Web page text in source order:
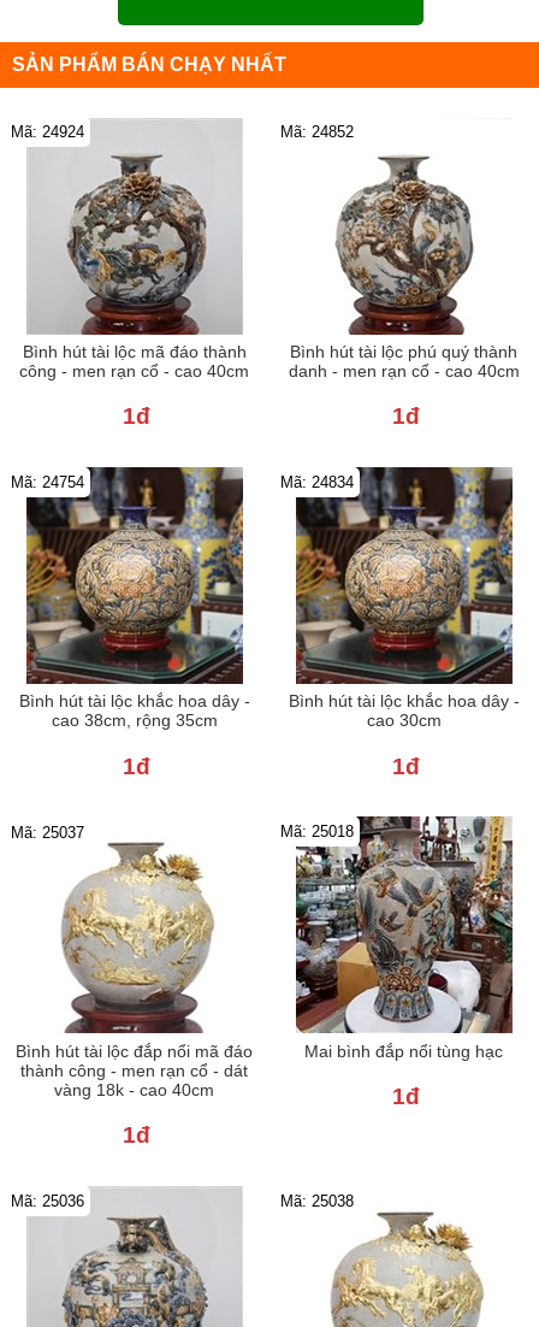
SẢN PHẨM BÁN CHẠY NHẤT
Bình hút tài lộc mã đáo thành
công - men rạn cổ - cao 40cm
Mã: 24924
1đ
Bình hút tài lộc phú quý thành
danh - men rạn cổ - cao 40cm
Mã: 24852
1đ
Bình hút tài lộc khắc hoa dây -
cao 38cm, rộng 35cm
Mã: 24754
1đ
Bình hút tài lộc khắc hoa dây -
cao 30cm
Mã: 24834
1đ
Bình hút tài lộc đắp nổi mã đáo
thành công - men rạn cổ - dát
vàng 18k - cao 40cm
Mã: 25037
1đ
Mai bình đắp nổi tùng hạc
Mã: 25018
1đ
Mã: 25036 Mã: 25038